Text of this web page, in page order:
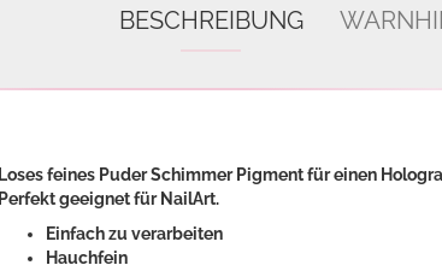
BESCHREIBUNG
Loses feines Puder Schimmer Pigment für einen
Perfekt geeignet für NailArt.
Einfach zu verarbeiten
Hauchfein